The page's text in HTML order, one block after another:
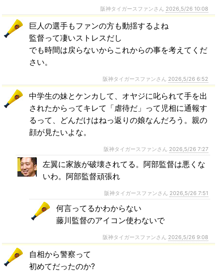
阪神タイガースファンさん 2026,5/26 10:08
巨人の選手もファンの方も動揺するよね
監督って凄いストレスだし
でも時間は戻らないからこれからの事を考えてくだ
さい。
阪神タイガースファンさん 2026,5/26 6:52
中学生の妹とケンカして、オヤジに叱られて手を出
されたからってキレて「虐待だ」って児相に通報す
るって、どんだけはねっ返りの娘なんだろう。親の
顔が見たいよな。
阪神タイガースファンさん 2026,5/26 7:27
左翼に家族が破壊されてる。阿部監督は悪くな
いわ。阿部監督頑張れ
阪神タイガースファンさん 2026,5/26 7:51
何言ってるかわからない
藤川監督のアイコン使わないで
阪神タイガースファンさん 2026,5/26 9:08
自相から警察って
初めてだったのか?